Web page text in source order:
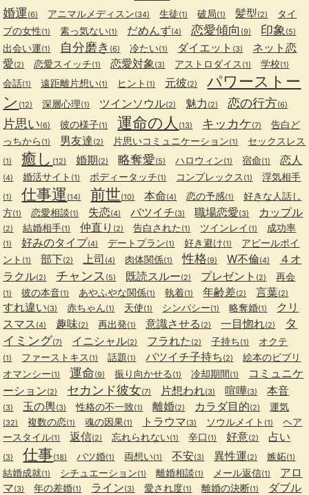
婚運(6) アニマルメディスン(34) 生徒(1) 破局(1) 髪型(2)
タイ
プの女性(1) 素っ気ない(1) だめんず(4) 恋愛傾向 (9) 印象 (5)
出会い運(1) 自分磨き (6) 冷たい(1) ダイエット (3)
ネット恋
愛(2) 恋愛スイッチ(1) 恋愛対象 (3) アストロダイス (1) 学校(1)
会話(1) 遠距離片想い(1) ヒント (1) 元彼(2)
パワーストー
ン (12) 深層心理(1) ツインソウル(2) 魅力 (2) 恋の行方(6)
片思い(6) 彼の様子(1) 運命の人 (13) キッカケ(7)
告白ど
っちから (1) 男友達(2) 片思いコミュニケーション(1) セックスレス
(1) 癒し (12) 婚期(2) 略奪愛(5) ハロウィン(1) 宿命(1) 恋人
(4) 婚活サイト (1) ボディータッチ(1) コンプレックス (1) 浮気相手
(1) 仕事運 (14) 前世(10) 本命(4) 恋の予感(1)
好きな人話し
方(1) 恋愛相談(1) 失恋(4) バツイチ(3) 職場恋愛(3) カップル
(2) 結婚相手(1) 仲直り (2) 告白された (1) ツインレイ (1) 成功率
(1) 好みのタイプ(4) デートプラン(1) 好き避け(1)
アピールポイ
ント (1) 部下(2) 上司 (4) 肉体関係(1) 性格(9) W不倫(4)
４オ
ラクル(2) チャンス (5) 既読スルー(2) プレゼント (2) 再会
(1) 彼の本音(1) あやふやな関係(1) 執着(1) 年齢差(2) 言葉(2)
すれ違い(3) 赤ちゃん(1) 天使(1) シンパシー(1) 略奪婚(1)
クリ
スマス (4) 趣味(2) 再出発(1) 意識させる (2) 一目惚れ(2)
タ
イミング(7) イニシャル(2) フラれた (2) 子持ち(1) オクテ
(1) ファーストキス (1) 話題(1) バツイチ子持ち (2)
絵本のビブリ
オマンシー(1) 運命(9) 振り向かせる (1) 冷却期間(1)
コミュニケ
ーション(2) セカンド彼女(7) 片想われ(3) 喧嘩(3) 本音
(3) 玉の輿(3) 性格の不一致(1) 離婚(2) カラダ目的(2) 運気
(32) 複数の恋(1) 魂の因果(1) トラウマ(3) ソウルメイト (1)
ヘア
ースタイル(1) 返信(2) 忘れられない(1) 辛口 (1) 好意(2) 占い
(3) 仕事(18) バツ婚(1) 両想い(1) 不安(3) 異性運(2) 嫉妬(1)
結婚成就(1) シチュエーション(1) 離婚相談(1) メール返信(1)
アロ
マ(3) 年の差婚(1) ライン(3) 愛され度(1) 離婚の決断(1)
ダブル